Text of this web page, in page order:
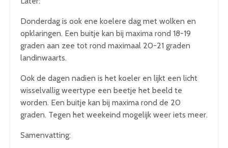
Donderdag is ook ene koelere dag met wolken en
opklaringen. Een buitje kan bij maxima rond 18-19
graden aan zee tot rond maximaal 20-21 graden
landinwaarts.
Ook de dagen nadien is het koeler en lijkt een licht
wisselvallig weertype een beetje het beeld te
worden. Een buitje kan bij maxima rond de 20
graden. Tegen het weekeind mogelijk weer iets meer.
Samenvatting: